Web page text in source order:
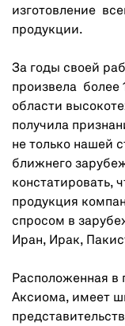
изготовление
продукции.
За годы своей
произвела более
области
получила
не только нашей
ближнего
констатировать,
продукция
спросом в
Иран, Ирак,
Расположенная в
Аксиома, имеет